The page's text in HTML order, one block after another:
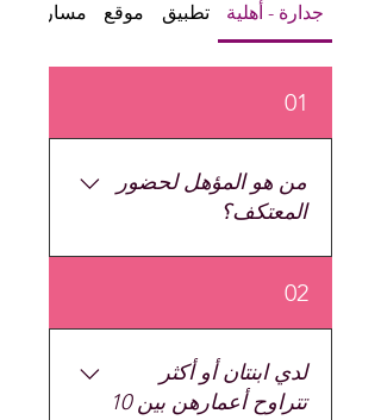
جدارة - أهلية تطبيق موقع مسار
01
من هو المؤهل لحضور
المعتكف؟
The Menstrual Wellness
Retreat is open to all Black
and Brown girls (ages 13-
15) and their
mother/female guardian
02
لدي ابنتان أو أكثر
تتراوح أعمارهن بين 10